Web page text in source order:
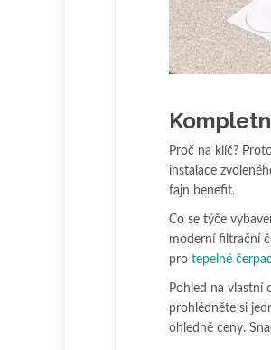
Proč na klíč?
instalace
fajn benefit.
Co se týče
moderní filtrační
pro tepelné
Pohled na vlastní
prohlédněte si
ohledně ceny.